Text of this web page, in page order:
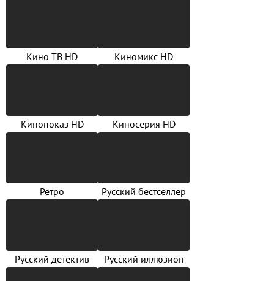
Кино ТВ HD Киномикс HD
Кинопоказ HD Киносерия HD
Ретро Русский бестселлер
Русский детектив Русский иллюзион